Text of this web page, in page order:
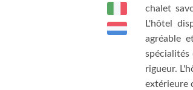
chalet
L'hôtel
agréable
spécialités
rigueur.
extérieure